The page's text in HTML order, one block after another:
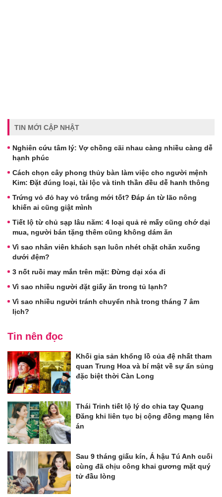
TIN MỚI CẬP NHẬT
Nghiên cứu tâm lý: Vợ chồng cãi nhau càng nhiều càng dễ
hạnh phúc
Cách chọn cây phong thủy bàn làm việc cho người mệnh
Kim: Đặt đúng loại, tài lộc và tinh thần đều dễ hanh thông
Trứng vỏ đỏ hay vỏ trắng mới tốt? Đáp án từ lão nông
khiến ai cũng giật mình
Tiết lộ từ chủ sạp lâu năm: 4 loại quả rẻ mấy cũng chớ dại
mua, người bán tặng thêm cũng không dám ăn
Vì sao nhân viên khách sạn luôn nhét chặt chăn xuống
dưới đệm?
3 nốt ruồi may mắn trên mặt: Đừng dại xóa đi
Vì sao nhiều người đặt giấy ăn trong tủ lạnh?
Vì sao nhiều người tránh chuyển nhà trong tháng 7 âm
lịch?
Tin nên đọc
Khối gia sản khổng lồ của đệ nhất tham
quan Trung Hoa và bí mật về sự ẩn sủng
đặc biệt thời Càn Long
Thái Trinh tiết lộ lý do chia tay Quang
Đăng khi liên tục bị cộng đồng mạng lên
án
Sau 9 tháng giấu kín, Á hậu Tú Anh cuối
cùng đã chịu công khai gương mặt quý
tử đầu lòng